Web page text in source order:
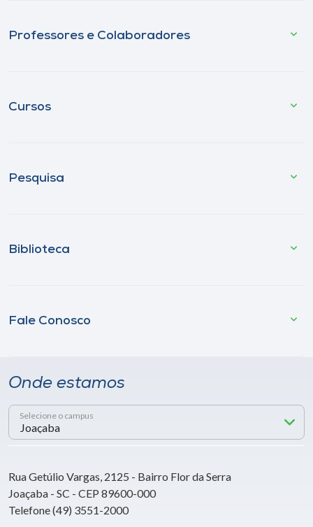
Professores e Colaboradores
Cursos
Pesquisa
Biblioteca
Fale Conosco
Onde estamos
Selecione o campus
Rua Getúlio Vargas, 2125 - Bairro Flor da Serra
Joaçaba - SC - CEP 89600-000
Telefone (49) 3551-2000